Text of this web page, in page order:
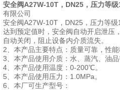
安全阀A27W-10T，DN25，压力等
有限公司
安全阀A27W-10T，DN25，压力等
达到预定值时，安全阀自动开启泄压
自动关闭，阻止设备内介质流失。
2、本产品主要特点：质量可靠，性能
3、本产品使用介质：水、蒸汽、油品
4、本产品使用温度：0-200℃。
5、本产品使用压力：1.0MPa。
6、本厂可生产型号：